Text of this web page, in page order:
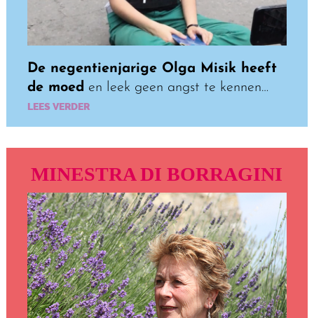
De negentienjarige Olga Misik heeft
de moed en leek geen angst te kennen…
LEES VERDER
MINESTRA DI BORRAGINI